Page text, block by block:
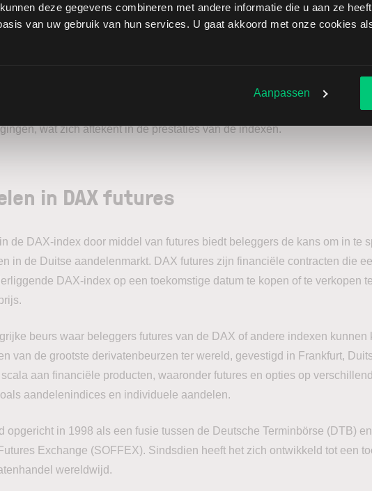
deze gegevens combineren met andere informatie die u aan ze
van uw gebruik van hun services. U gaat akkoord met onze cookies
Aanpassen
opmerkelijke verschil is vrij eenvoudig te verklaren. Zoals reeds eerder
uit bedrijven uit de oude economie, met enkele uitzonderingen als
in de S&P 500. De NASDAQ bestaat dan weer volledig
ook niet voor niets de technologiebeurs genoemd. Deze aandelen
wat zich aftekent in de prestaties van de indexen.
in DAX futures
in de DAX-index door middel van futures biedt beleggers de kans om in te
in de Duitse aandelenmarkt. DAX futures zijn financiële contracten die
DAX-index op een toekomstige datum te kopen of te verkopen
beurs waar beleggers futures van de DAX of andere indexen kunnen
van de grootste derivatenbeurzen ter wereld, gevestigd in Frankfurt,
aan financiële producten, waaronder futures en opties op
aandelenindices en individuele aandelen.
opgericht in 1998 als een fusie tussen de Deutsche Terminbörse (DTB)
Exchange (SOFFEX). Sindsdien heeft het zich ontwikkeld tot een
wereldwijd.